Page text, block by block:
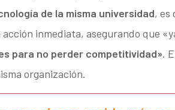
de la misma universidad, es
inmediata, asegurando que
para no perder competitividad».
organización.